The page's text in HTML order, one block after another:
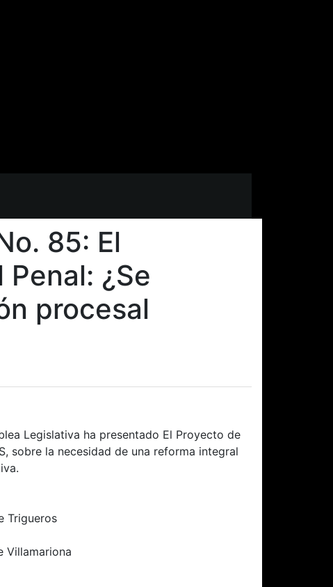
85: El
¿Se
procesal
Legislativa ha presentado El Proyecto de
sobre la necesidad de una reforma integral
Trigueros
Villamariona